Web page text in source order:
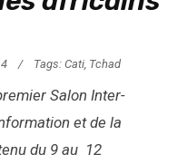
/ Tags: Cati, Tchad
Salon Inter-
et de la
du 9 au 12